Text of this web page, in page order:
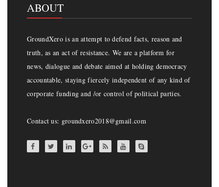
ABOUT
GroundXero is an attempt to defend facts, reason and
truth, as an act of resistance. We are a platform for
news, dialogue and debate aimed at holding democracy
accountable, staying fiercely independent of any kind of
corporate funding and /or control of political parties.
Contact us: groundxero2018@gmail.com